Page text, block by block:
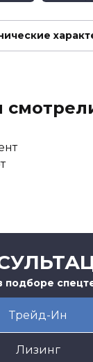
подборе
Трейд-Ин
Лизинг